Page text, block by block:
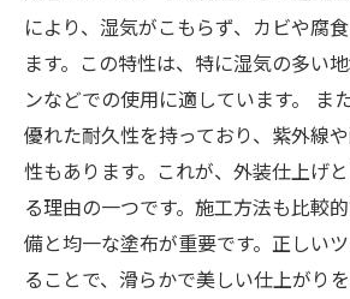
により、湿気がこもらず、カビや腐
ます。この特性は、特に湿気の多い
ンなどでの使用に適しています。 ま
優れた耐久性を持っており、紫外線
性もあります。これが、外装仕上げ
る理由の一つです。施工方法も比較
備と均一な塗布が重要です。正しい
ることで、滑らかで美しい仕上がり